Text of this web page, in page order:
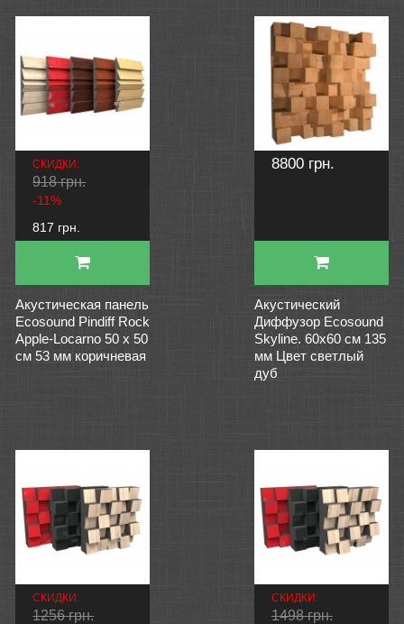
СКИДКИ:
918 грн.
-11%
817 грн.
Акустическая панель
Ecosound Pindiff Rock
Apple-Locarno 50 х 50
см 53 мм коричневая
8800 грн.
Акустический
Диффузор Ecosound
Skyline. 60х60 см 135
мм Цвет светлый
дуб
СКИДКИ:
1256 грн.
СКИДКИ:
1498 грн.